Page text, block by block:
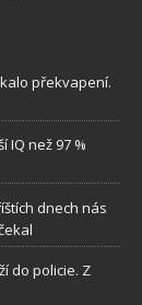
překvapení.
než 97 %
dnech nás
do policie. Z